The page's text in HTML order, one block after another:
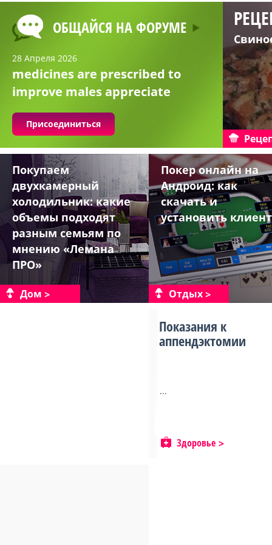
ОБЩАЙСЯ НА ФОРУМЕ
28 Апреля 2026
medicines are prescribed to
improve males appreciate
Присоединиться
Покупаем
двухкамерный
холодильник: какие
объемы подходят
разным семьям по
мнению «Лемана
ПРО»
Дом
Покер онлайн на
Андроид: как
скачать и
установить
Отдых
Показания к
аппендэктомии
...
Здоровье